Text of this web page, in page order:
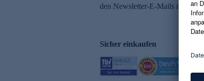
den Newsletter-E-Mails möglich.
Sicher einkaufen